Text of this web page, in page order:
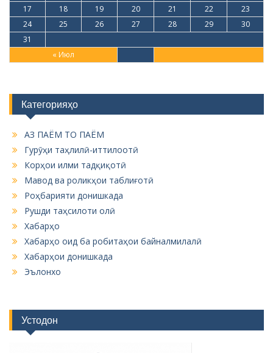
« Июл
17
18 19 20 21 22
23
24
25 26 27 28 29
30
31
Категорияҳо
АЗ ПАЁМ ТО ПАЁМ
Гурӯҳи таҳлилӣ-иттилоотӣ
Корҳои илми тадқиқотӣ
Мавод ва роликҳои таблиғотӣ
Роҳбарияти донишкада
Рушди таҳсилоти олӣ
Хабарҳо
Хабарҳо оид ба робитаҳои байналмилалӣ
Хабарҳои донишкада
Эълонхо
Устодон